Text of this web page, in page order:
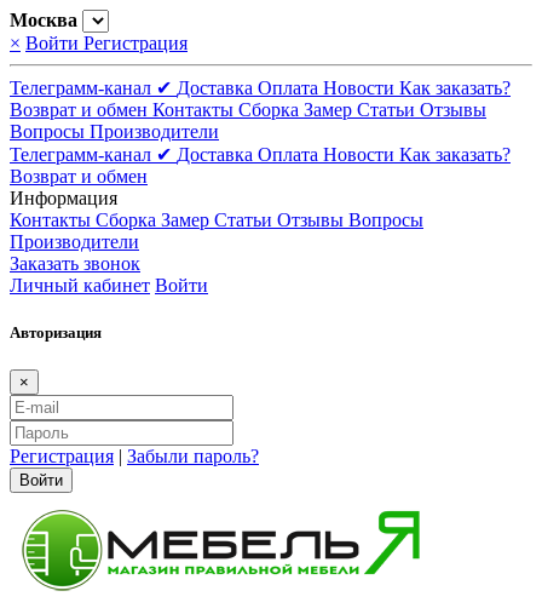
Москва
× Войти Регистрация
Телеграмм-канал ✔ Доставка Оплата Новости Как заказать?
Возврат и обмен Контакты Сборка Замер Статьи Отзывы
Вопросы Производители
Телеграмм-канал ✔ Доставка Оплата Новости Как заказать?
Возврат и обмен
Информация
Контакты Сборка Замер Статьи Отзывы Вопросы
Производители
Заказать звонок
Личный кабинет Войти
Авторизация
×
Регистрация | Забыли пароль?
Войти